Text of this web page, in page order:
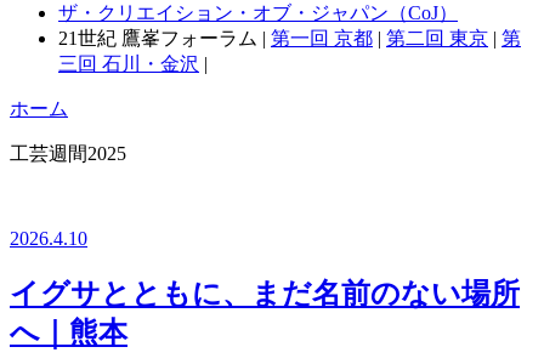
ザ・クリエイション・オブ・ジャパン（CoJ）
21世紀 鷹峯フォーラム | 第一回 京都 第二回 東京
第
三回 石川・金沢
ホーム
工芸週間2025
2026.4.10
イグサとともに、まだ名前のない場所
へ｜熊本